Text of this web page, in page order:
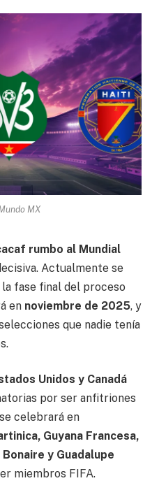
MX
rumbo al Mundial
Actualmente se
la fase final del proceso
en noviembre de 2025, y
que nadie tenía
Unidos y Canadá
por ser anfitriones
celebrará en
Guyana Francesa,
y Guadalupe
miembros FIFA.